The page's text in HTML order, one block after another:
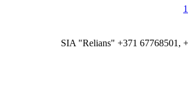
1
SIA "Relians" +371 67768501,